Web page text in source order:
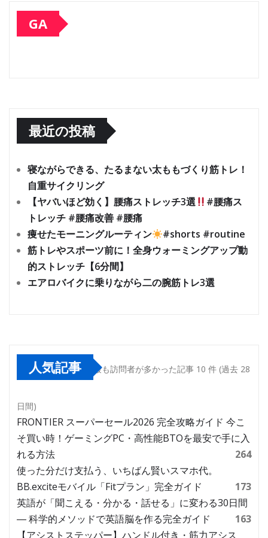
GA
最近の投稿
寝ながらできる、たるまない太ももづくり筋トレ！
自重サイクリング
【ヤバいほど効く】腰痛ストレッチ3選
#腰痛ス
トレッチ #腰痛改善 #腰痛
痩せたモーニングルーティン
#shorts #routine
筋トレやスポーツ前に！全身ウォーミングアップ動
的ストレッチ【6分間】
エアロバイクに乗りながら二の腕筋トレ3選
人気記事 最も訪問者が多かった記事 10 件 (過去 28
日間)
FRONTIER スーパーセール2026 完全攻略ガイド 今こ
そ買い時！ゲーミングPC・高性能BTOを最安で手に入
れる方法
264
使った分だけ支払う、いちばん賢いスマホ代。
BB.exciteモバイル「Fitプラン」完全ガイド
173
英語が「聞こえる・分かる・話せる」に変わる30日間
― 科学的メソッドで英語脳を作る完全ガイド
163
【アシストステッパー】ハンドル付き・筋力アシス